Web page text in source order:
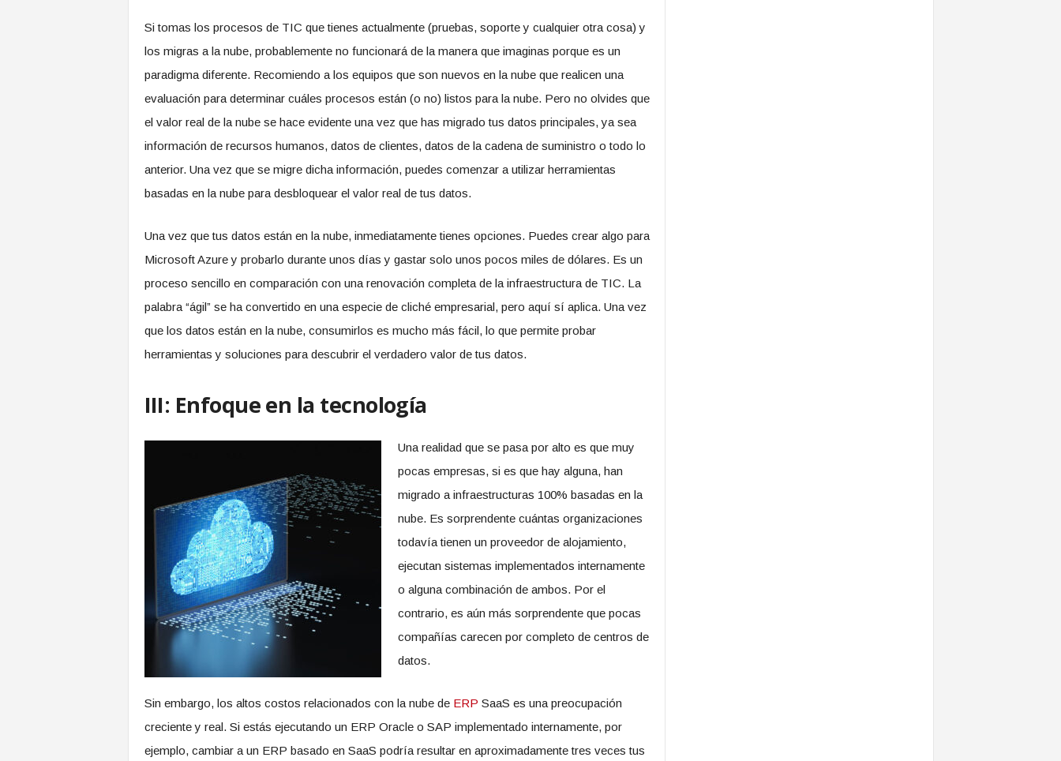
Si tomas los procesos de TIC que tienes actualmente (pruebas, soporte y cualquier otra cosa) y
los migras a la nube, probablemente no funcionará de la manera que imaginas porque es un
paradigma diferente. Recomiendo a los equipos que son nuevos en la nube que realicen una
evaluación para determinar cuáles procesos están (o no) listos para la nube. Pero no olvides que
el valor real de la nube se hace evidente una vez que has migrado tus datos principales, ya sea
información de recursos humanos, datos de clientes, datos de la cadena de suministro o todo lo
anterior. Una vez que se migre dicha información, puedes comenzar a utilizar herramientas
basadas en la nube para desbloquear el valor real de tus datos.
Una vez que tus datos están en la nube, inmediatamente tienes opciones. Puedes crear algo para
Microsoft Azure y probarlo durante unos días y gastar solo unos pocos miles de dólares. Es un
proceso sencillo en comparación con una renovación completa de la infraestructura de TIC. La
palabra “ágil” se ha convertido en una especie de cliché empresarial, pero aquí sí aplica. Una vez
que los datos están en la nube, consumirlos es mucho más fácil, lo que permite probar
herramientas y soluciones para descubrir el verdadero valor de tus datos.
III: Enfoque en la tecnología
Una realidad que se pasa por alto es que muy
pocas empresas, si es que hay alguna, han
migrado a infraestructuras 100% basadas en la
nube. Es sorprendente cuántas organizaciones
todavía tienen un proveedor de alojamiento,
ejecutan sistemas implementados internamente
o alguna combinación de ambos. Por el
contrario, es aún más sorprendente que pocas
compañías carecen por completo de centros de
datos.
Sin embargo, los altos costos relacionados con la nube de ERP SaaS es una preocupación
creciente y real. Si estás ejecutando un ERP Oracle o SAP implementado internamente, por
ejemplo, cambiar a un ERP basado en SaaS podría resultar en aproximadamente tres veces tus